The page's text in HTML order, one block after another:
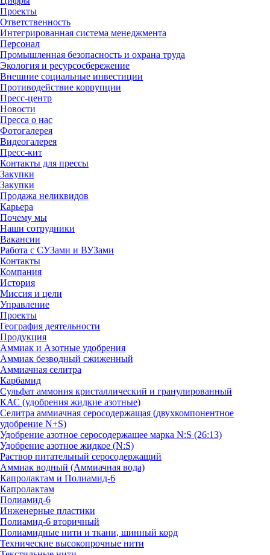
Проекты
Ответственность
Интегрированная система менеджмента
Персонал
Промышленная безопасность и охрана труда
Экология и ресурсосбережение
Внешние социальные инвестиции
Противодействие коррупции
Пресс-центр
Новости
Пресса о нас
Фотогалерея
Видеогалерея
Пресс-кит
Контакты для прессы
Закупки
Закупки
Продажа неликвидов
Карьера
Почему мы
Наши сотрудники
Вакансии
Работа с СУЗами и ВУЗами
Контакты
Компания
История
Миссия и цели
Управление
Проекты
География деятельности
Продукция
Аммиак и Азотные удобрения
Аммиак безводный сжиженный
Аммиачная селитра
Карбамид
Сульфат аммония кристаллический и гранулированный
КАС (удобрения жидкие азотные)
Селитра аммиачная серосодержащая (двухкомпонентное
удобрение N+S)
Удобрение азотное серосодержащее марка N:S (26:13)
Удобрение азотное жидкое (N:S)
Раствор питательный серосодержащий
Аммиак водный (Аммиачная вода)
Капролактам и Полиамид-6
Капролактам
Полиамид-6
Инженерные пластики
Полиамид-6 вторичный
Полиамидные нити и ткани, шинный корд
Технические высокопрочные нити